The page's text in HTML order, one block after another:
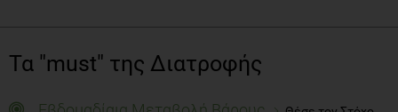
Τα "must" της Διατροφής